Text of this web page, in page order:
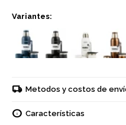
Variantes:
Metodos y costos de
Características